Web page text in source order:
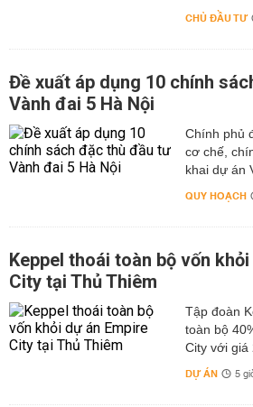
CHỦ ĐẦU TƯ
Đề xuất áp dụng 10 chính
Vành đai 5 Hà Nội
Chính phủ
cơ chế,
khai dự án
QUY HOẠCH
Keppel thoái toàn bộ vốn
City tại Thủ Thiêm
Tập đoàn
toàn bộ
City với giá
DỰ ÁN 5